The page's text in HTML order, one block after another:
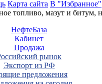
Карта сайта В "Избранное"
топливо, мазут и битум,
НефтеБаза
Кабинет
Продажа
рынок
Экспорт из РФ
предложения